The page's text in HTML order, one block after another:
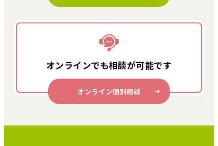
オンラインでも相談が可能です
オンライン個別相談